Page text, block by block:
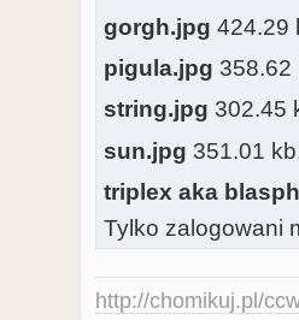
gorgh.jpg 424.29
pigula.jpg 358.62
string.jpg 302.45
sun.jpg 351.01
triplex aka
Tylko zalogowani
http://chomikuj.pl/